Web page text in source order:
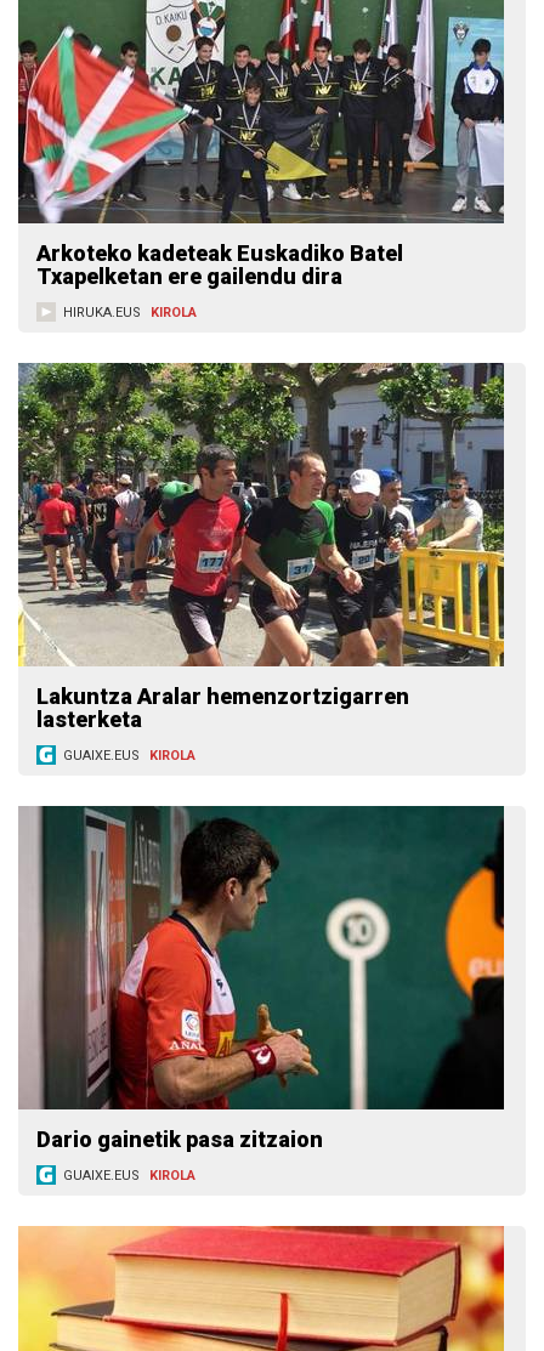
Arkoteko kadeteak Euskadiko Batel
Txapelketan ere gailendu dira
HIRUKA.EUS KIROLA
Lakuntza Aralar hemenzortzigarren
lasterketa
GUAIXE.EUS KIROLA
Dario gainetik pasa zitzaion
GUAIXE.EUS KIROLA